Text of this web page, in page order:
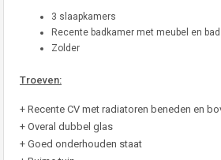
3 slaapkamers
Recente badkamer met meubel en
Zolder
Troeven:
+ Recente CV met radiatoren beneden en
+ Overal dubbel glas
+ Goed onderhouden staat